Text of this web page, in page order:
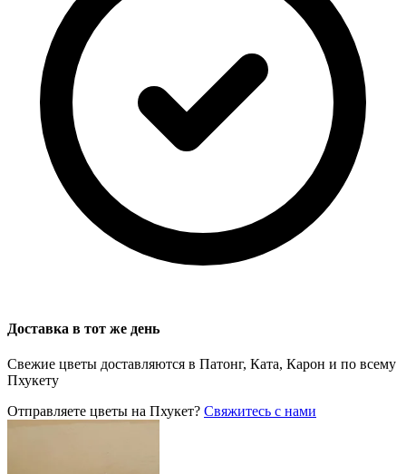
Доставка в тот же день
Свежие цветы доставляются в Патонг, Ката, Карон и по всему
Пхукету
Отправляете цветы на Пхукет? Свяжитесь с нами